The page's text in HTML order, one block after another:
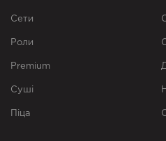
Сети
Роли
Premium
Суші
Піца